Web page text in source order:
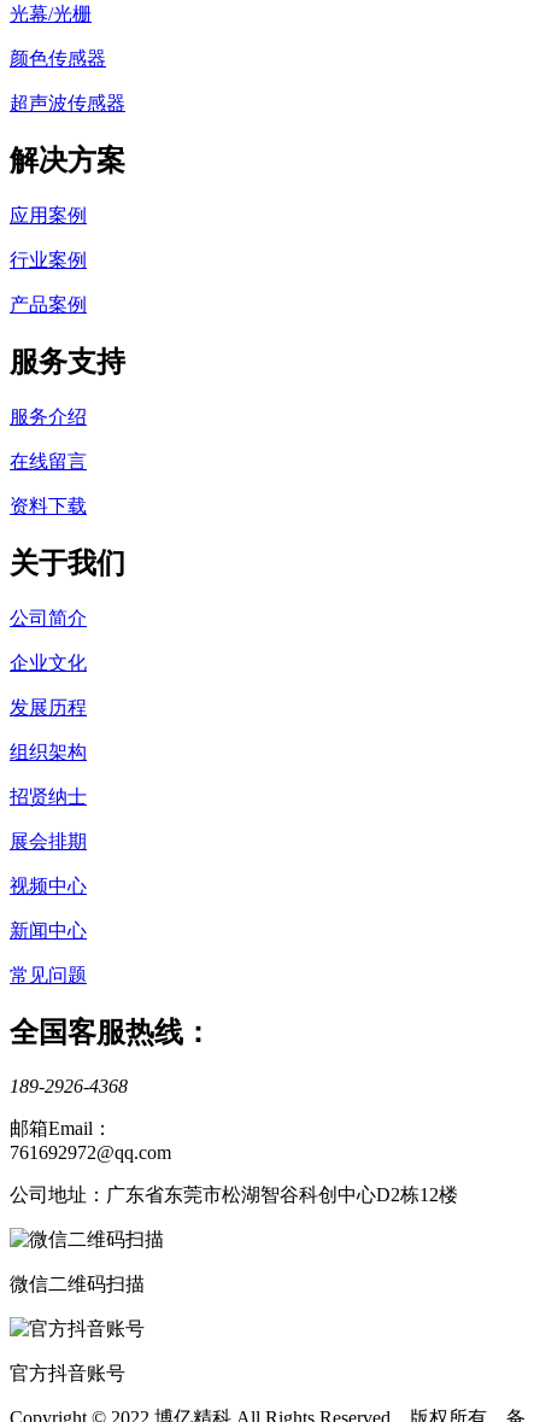
光幕/光栅
颜色传感器
超声波传感器
解决方案
应用案例
行业案例
产品案例
服务支持
服务介绍
在线留言
资料下载
关于我们
公司简介
企业文化
发展历程
组织架构
招贤纳士
展会排期
视频中心
新闻中心
常见问题
全国客服热线：
189-2926-4368
邮箱Email：
761692972@qq.com
公司地址：广东省东莞市松湖智谷科创中心D2栋12楼
微信二维码扫描
官方抖音账号
Copyright © 2022 博亿精科 All Rights Reserved 版权所有 备